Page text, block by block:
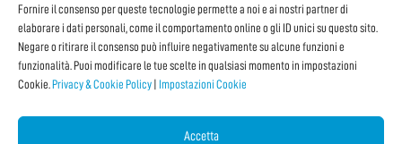
Fornire il consenso per queste tecnologie permette a noi e ai nostri partner di
elaborare i dati personali, come il comportamento online o gli ID unici su questo sito.
Negare o ritirare il consenso può influire negativamente su alcune funzioni e
funzionalità. Puoi modificare le tue scelte in qualsiasi momento in impostazioni
Cookie. Privacy & Cookie Policy Impostazioni Cookie
Accetta
Iscriviti alla Newsletter
CONDIVIDI QUESTA PAGINA!
Facebook